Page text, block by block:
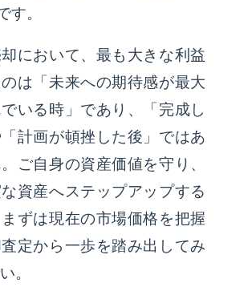
す。
において、最も大きな利益
は「未来への期待感が最大
いる時」であり、「完成し
計画が頓挫した後」ではあ
ご自身の資産価値を守り、
資産へステップアップする
ずは現在の市場価格を把握
定から一歩を踏み出してみ
。